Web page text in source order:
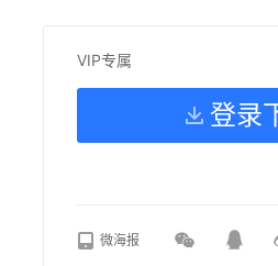
VIP专属
登录
微海报